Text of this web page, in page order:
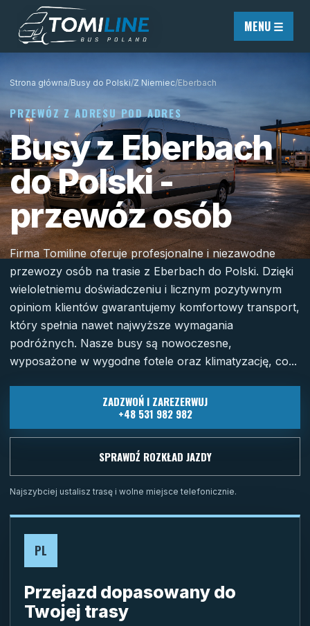
Przejdź do treści
MENU ☰
Strona główna/Busy do Polski/Z Niemiec/Eberbach
PRZEWÓZ Z ADRESU POD ADRES
Busy z Eberbach
do Polski -
przewóz osób
Firma Tomiline oferuje profesjonalne i niezawodne
przewozy osób na trasie z Eberbach do Polski. Dzięki
wieloletniemu doświadczeniu i licznym pozytywnym
opiniom klientów gwarantujemy komfortowy transport,
który spełnia nawet najwyższe wymagania
podróżnych. Nasze busy są nowoczesne,
wyposażone w wygodne fotele oraz klimatyzację, co...
ZADZWOŃ I ZAREZERWUJ
+48 531 982 982
SPRAWDŹ ROZKŁAD JAZDY
Najszybciej ustalisz trasę i wolne miejsce telefonicznie.
PL
Przejazd dopasowany do
Twojej trasy